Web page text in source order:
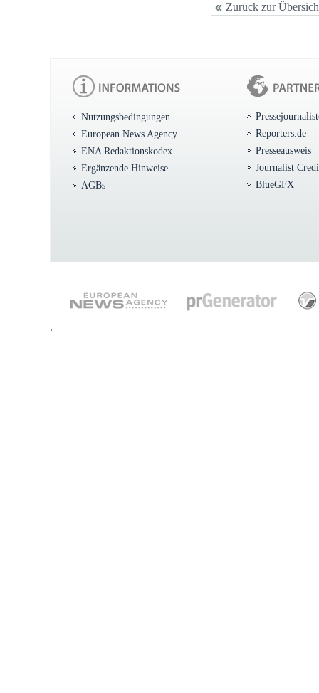
Zurück zur
Nutzungsbedingungen
European News Agency
ENA Redaktionskodex
Ergänzende Hinweise
AGBs
Reporters.de
Presseausweis
Journalist
BlueGFX
.